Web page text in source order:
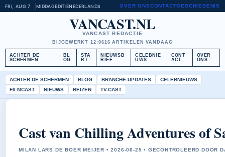
FRI, AUG 7 MIDDAGEDITIENEDERLANDS OVER ONSCONTACTGESCHIEDENIS
VANCAST.NL
VANCAST REDACTIE
BIJGEWERKT 12:0616 ARTIKELEN VANDAAG
ACHTER DE
SCHERMEN
BL
OG
STA
RT
NIEUWSB
RIEF
CELEBNIE
UWS
CONT
ACT
OVER
ONS
ACHTER DE SCHERMEN BLOG BRANCHE-UPDATES
CELEBNIEUWS
FILMCAST
NIEUWS REIZEN TV-CAST
Cast van Chilling Adventures of
MILAN LARS DE BOER MEIJER • 2026-06-25 • GECONTROLEERD DOOR